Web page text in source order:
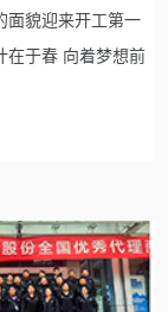
面貌迎来开工第一
于春 向着梦想前